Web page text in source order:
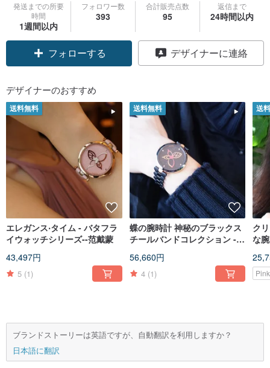
発送までの所要
時間
1週間以内
フォロワー数
393
合計販売点数
95
返信まで
24時間以内
フォローする デザイナーに連絡
デザイナーのおすすめ
送料無料
エレガンス‧タイム - バタフラ
イウォッチシリーズ--范戴蒙
43,497円
5 (1)
送料無料
蝶の腕時計 神秘のブラックス
チールバンドコレクション --
56,660円
4 (1)
送
ク
な
ブランドストーリーは英語ですが、自動翻訳を利用しますか？
日本語に翻訳